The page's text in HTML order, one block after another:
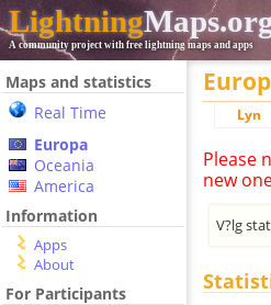
Lightning
A community project with free lightning maps and apps
Maps and statistics
Real Time
Europa
Oceania
America
Information
Apps
About
For Participants
Lyn
Please
new
V?lg